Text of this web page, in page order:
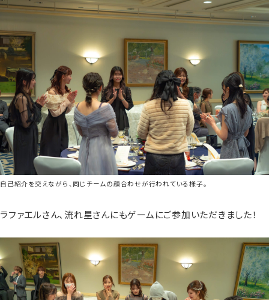
自己紹介を交えながら、同じチームの顔合わせが行われている様子。
ラファエルさん、流れ星さんにもゲームにご参加いただきました！